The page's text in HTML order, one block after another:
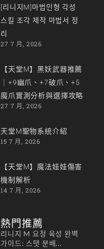
[리니지M]마법인형 각성
스킬 조각 제작 마법서 정
리
27 7 月, 2026
【天堂M】黑妖武器推薦
｜+9幽爪、+7破爪、+5
魔爪實測分析與選擇攻略
27 7 月, 2026
天堂M聖物系統介紹
15 7 月, 2026
【天堂M】魔法娃娃傷害
機制解析
14 7 月, 2026
熱門推薦
리니지 M 요정 육성 완벽
가이드: 스탯 분배...